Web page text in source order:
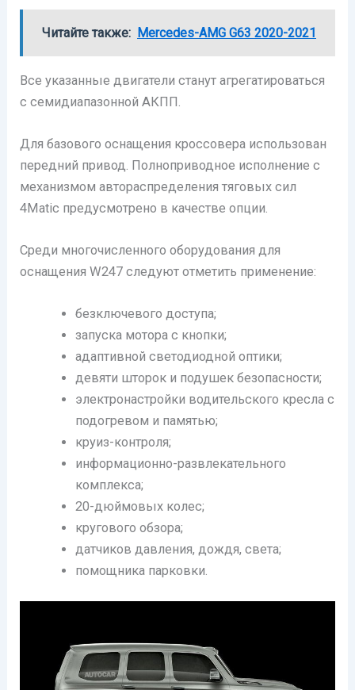
Читайте также: Mercedes-AMG G63 2020-2021
Все указанные двигатели станут агрегатироваться
с семидиапазонной АКПП.
Для базового оснащения кроссовера использован
передний привод. Полноприводное исполнение с
механизмом автораспределения тяговых сил
4Matic предусмотрено в качестве опции.
Среди многочисленного оборудования для
оснащения W247 следуют отметить применение:
безключевого доступа;
запуска мотора с кнопки;
адаптивной светодиодной оптики;
девяти шторок и подушек безопасности;
электронастройки водительского кресла с
подогревом и памятью;
круиз-контроля;
информационно-развлекательного
комплекса;
20-дюймовых колес;
кругового обзора;
датчиков давления, дождя, света;
помощника парковки.